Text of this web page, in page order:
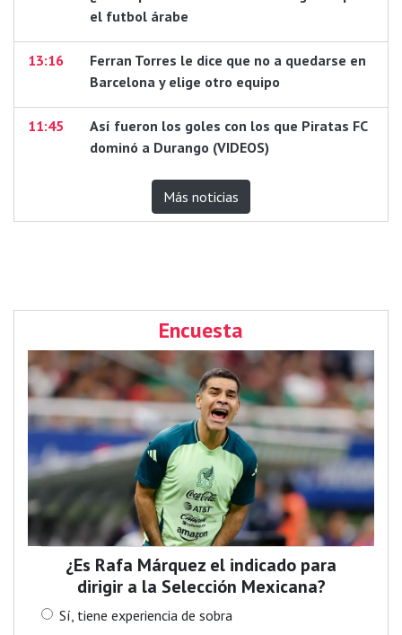
el futbol árabe
13:16
Ferran Torres le dice que no a quedarse en
Barcelona y elige otro equipo
11:45
Así fueron los goles con los que Piratas FC
dominó a Durango (VIDEOS)
Más noticias
Encuesta
¿Es Rafa Márquez el indicado para
dirigir a la Selección Mexicana?
Sí, tiene experiencia de sobra